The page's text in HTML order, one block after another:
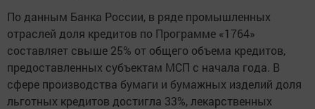
По данным Банка России, в ряде промышленных
отраслей доля кредитов по Программе «1764»
составляет свыше 25% от общего объема кредитов,
предоставленных субъектам МСП с начала года. В
сфере производства бумаги и бумажных изделий доля
льготных кредитов достигла 33%, лекарственных